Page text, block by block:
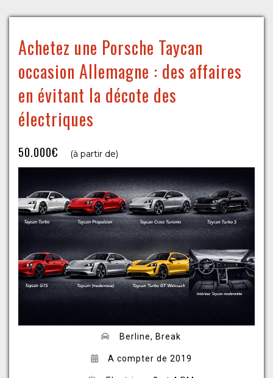
Achetez une Porsche Taycan
occasion Allemagne : des affaires
en évitant la décote des
électriques
50.000€ (à partir de)
Berline, Break
A compter de 2019